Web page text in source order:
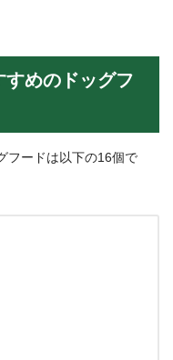
すめのドッグフ
フードは以下の16個で